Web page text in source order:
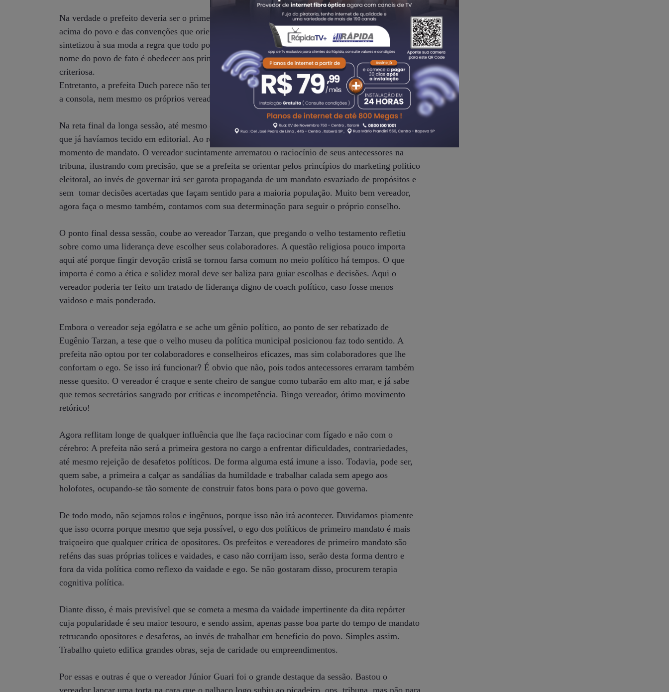
Na verdade o prefeito deveria ser o primeiro súdito do povo, sem ceder a vaidade de se colocar
acima do povo e das convenções que orientam o exercício do mandato. Em resumo a vereadora
sintetizou à sua moda a regra que todo poder emana do povo. Sendo assim, exercer o poder em
nome do povo de fato é obedecer aos princípios que regem a função do cargo eletivo de forma
criteriosa.
Entretanto, a prefeita Duch parece não ter claro na sua concepção de valores políticos essa tese. Se
a consola, nem mesmo os próprios vereadores têm essa clareza.
Na reta final da longa sessão, até mesmo o vereador Ronaldo Coquinho lançou uma observação
que já havíamos tecido em editorial. Ao recordar que o momento da eleição é diferente do
momento de mandato. O vereador sucintamente arrematou o raciocínio de seus antecessores na
tribuna, ilustrando com precisão, que se a prefeita se orientar pelos princípios do marketing politico
eleitoral, ao invés de governar irá ser garota propaganda de um mandato esvaziado de propósitos e
sem tomar decisões acertadas que façam sentido para a maioria população. Muito bem vereador,
agora faça o mesmo também, contamos com sua determinação para seguir o próprio conselho.
O ponto final dessa sessão, coube ao vereador Tarzan, que pregando o velho testamento refletiu
sobre como uma liderança deve escolher seus colaboradores. A questão religiosa pouco importa
aqui até porque fingir devoção cristã se tornou farsa comum no meio político há tempos. O que
importa é como a ética e solidez moral deve ser baliza para guiar escolhas e decisões. Aqui o
vereador poderia ter feito um tratado de liderança digno de coach político, caso fosse menos
vaidoso e mais ponderado.
Embora o vereador seja ególatra e se ache um gênio político, ao ponto de ser rebatizado de
Eugênio Tarzan, a tese que o velho museu da política municipal posicionou faz todo sentido. A
prefeita não optou por ter colaboradores e conselheiros eficazes, mas sim colaboradores que lhe
confortam o ego. Se isso irá funcionar? É obvio que não, pois todos antecessores erraram também
nesse quesito. O vereador é craque e sente cheiro de sangue como tubarão em alto mar, e já sabe
que temos secretários sangrado por críticas e incompetência. Bingo vereador, ótimo movimento
retórico!
Agora reflitam longe de qualquer influência que lhe faça raciocinar com fígado e não com o
cérebro: A prefeita não será a primeira gestora no cargo a enfrentar dificuldades, contrariedades,
até mesmo rejeição de desafetos políticos. De forma alguma está imune a isso. Todavia, pode ser,
quem sabe, a primeira a calçar as sandálias da humildade e trabalhar calada sem apego aos
holofotes, ocupando-se tão somente de construir fatos bons para o povo que governa.
De todo modo, não sejamos tolos e ingênuos, porque isso não irá acontecer. Duvidamos piamente
que isso ocorra porque mesmo que seja possível, o ego dos políticos de primeiro mandato é mais
traiçoeiro que qualquer crítica de opositores. Os prefeitos e vereadores de primeiro mandato são
reféns das suas próprias tolices e vaidades, e caso não corrijam isso, serão desta forma dentro e
fora da vida política como reflexo da vaidade e ego. Se não gostaram disso, procurem terapia
cognitiva política.
Diante disso, é mais previsível que se cometa a mesma da vaidade impertinente da dita repórter
cuja popularidade é seu maior tesouro, e sendo assim, apenas passe boa parte do tempo de mandato
retrucando opositores e desafetos, ao invés de trabalhar em benefício do povo. Simples assim.
Trabalho quieto edifica grandes obras, seja de caridade ou empreendimentos.
Por essas e outras é que o vereador Júnior Guari foi o grande destaque da sessão. Bastou o
vereador lançar uma torta na cara que o palhaço logo subiu ao picadeiro, ops, tribuna, mas não para